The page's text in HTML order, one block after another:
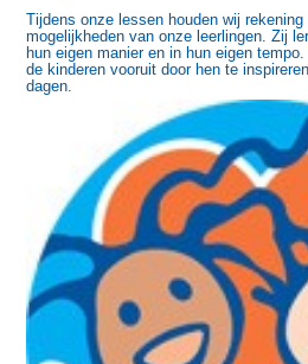
Tijdens onze lessen houden wij
mogelijkheden van onze leerlingen. Zij
hun eigen manier en in hun eigen
de kinderen vooruit door hen te
dagen.